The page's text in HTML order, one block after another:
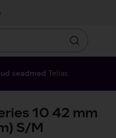
Otsin
seadmed Telias
10 42 mm
S/M